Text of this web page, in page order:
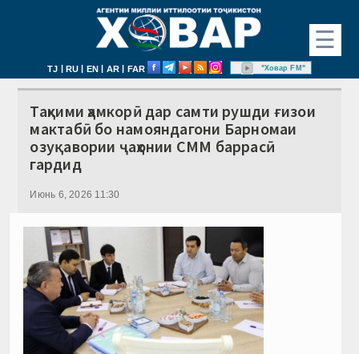
☰
TJ | RU | EN | AR | FAR "Ховар FM"
Таҳкими ҳамкорӣ дар самти рушди ғизои
мактабӣ бо намояндагони Барномаи
озуқавории ҷаҳонии СММ баррасӣ
гардид
Июнь 6, 2026 11:30